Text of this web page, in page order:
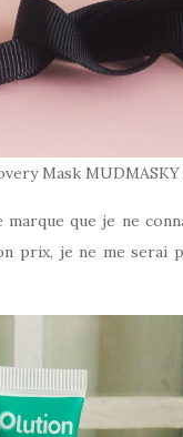
Mask MUDMASKY
que je ne
prix, je ne me serai